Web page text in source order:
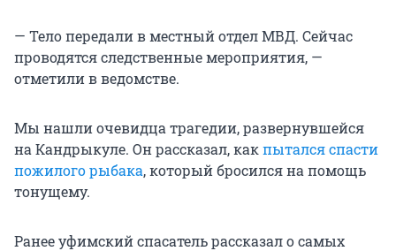
— Тело передали в местный отдел МВД. Сейчас
проводятся следственные мероприятия, —
отметили в ведомстве.
Мы нашли очевидца трагедии, развернувшейся
на Кандрыкуле. Он рассказал, какпытался спасти
пожилого рыбака, который бросился на помощь
тонущему.
Ранее уфимский спасатель рассказал о самых